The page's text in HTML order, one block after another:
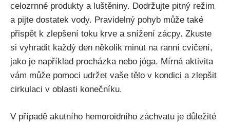
celozrnné produkty a luštěniny. Dodržujte pitný režim
a pijte dostatek vody. Pravidelný pohyb může také‌
přispět k zlepšení‌ toku krve a⁣ snížení ​zácpy. Zkuste
si vyhradit každý den‍ několik minut na ranní‌ cvičení,⁤
jako je například procházka nebo jóga. Mírná aktivita⁢
vám může‌ pomoci ‍udržet vaše tělo v ⁢kondici a‌ zlepšit
cirkulaci v oblasti konečníku.
V případě akutního hemoroidního záchvatu je důležité